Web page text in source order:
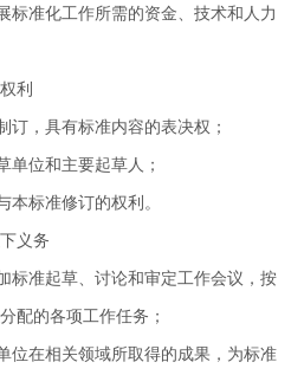
准化工作所需的资金、技术和人力
利
，具有标准内容的表决权；
位和主要起草人；
标准修订的权利。
义务
准起草、讨论和审定工作会议，按
配的各项工作任务；
在相关领域所取得的成果，为标准